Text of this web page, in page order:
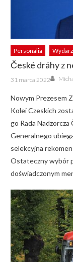
Personalia
České dráhy z
Posted
on
31 marca 2022
Nowym Prezesem
Kolei Czeskich
go Rada
Generalnego
selekcyjna
Ostateczny wybór
doświadczonym